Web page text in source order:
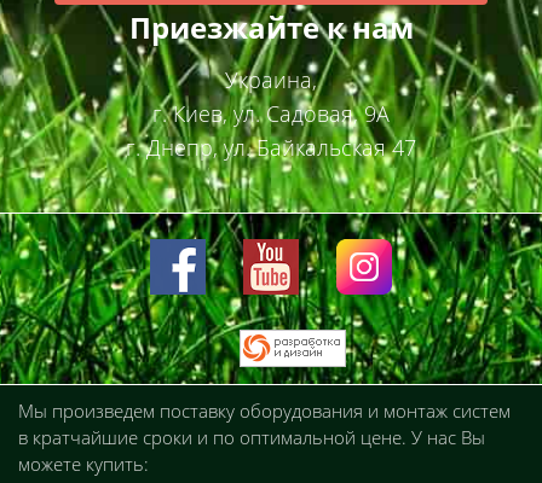
Приезжайте к нам
Украина,
г. Киев, ул. Садовая, 9А
г. Днепр, ул. Байкальская 47
Мы произведем поставку оборудования и монтаж систем
в кратчайшие сроки и по оптимальной цене. У нас Вы
можете купить: